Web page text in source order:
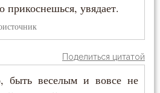
прикоснешься, увядает.
Поделиться цитатой
быть веселым и вовсе не